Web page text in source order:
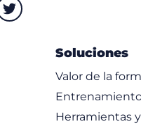
Soluciones
Valor de la
Herramientas